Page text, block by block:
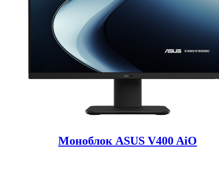
Моноблок ASUS V400 AiO